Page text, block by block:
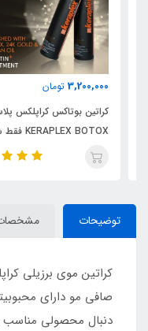
3,200,000 تومان
کراتین بوتاکس کراپلکس پلاس
KERAPLEX BOTOX فقط شماره 2
توضیحات
کراتین موی برزیلی
صافی مو دارای
دنبال محصولی مناسب